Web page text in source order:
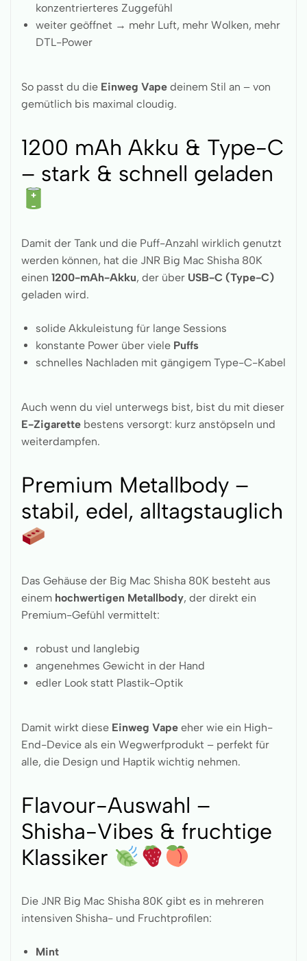
konzentrierteres Zuggefühl
weiter geöffnet → mehr Luft, mehr Wolken, mehr
DTL-Power
So passt du die Einweg Vape deinem Stil an – von
gemütlich bis maximal cloudig.
1200 mAh Akku & Type-C
– stark & schnell geladen
Damit der Tank und die Puff-Anzahl wirklich genutzt
werden können, hat die JNR Big Mac Shisha 80K
einen 1200-mAh-Akku, der über USB-C (Type-C)
geladen wird.
solide Akkuleistung für lange Sessions
konstante Power über viele Puffs
schnelles Nachladen mit gängigem Type-C-Kabel
Auch wenn du viel unterwegs bist, bist du mit dieser
E-Zigarette bestens versorgt: kurz anstöpseln und
weiterdampfen.
Premium Metallbody –
stabil, edel, alltagstauglich
Das Gehäuse der Big Mac Shisha 80K besteht aus
einem hochwertigen Metallbody, der direkt ein
Premium-Gefühl vermittelt:
robust und langlebig
angenehmes Gewicht in der Hand
edler Look statt Plastik-Optik
Damit wirkt diese Einweg Vape eher wie ein High-
End-Device als ein Wegwerfprodukt – perfekt für
alle, die Design und Haptik wichtig nehmen.
Flavour-Auswahl –
Shisha-Vibes & fruchtige
Klassiker
Die JNR Big Mac Shisha 80K gibt es in mehreren
intensiven Shisha- und Fruchtprofilen:
Mint